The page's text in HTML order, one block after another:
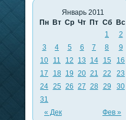
Январь 2011
Пн Вт Ср Чт Пт Сб Вс
« Дек Фев »
1
2
3
4 5 6 7 8
9
10
11 12 13 14 15
16
17
18 19 20 21 22
23
24 25 26 27 28 29
30
31